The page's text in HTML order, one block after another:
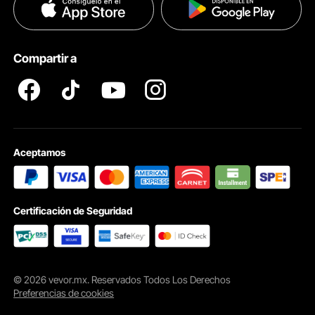
Ayuda & FAQs
Políticas de Privacidad
Compartir a
Aceptamos
Certificación de Seguridad
© 2026 vevor.mx. Reservados Todos Los Derechos
Preferencias de cookies